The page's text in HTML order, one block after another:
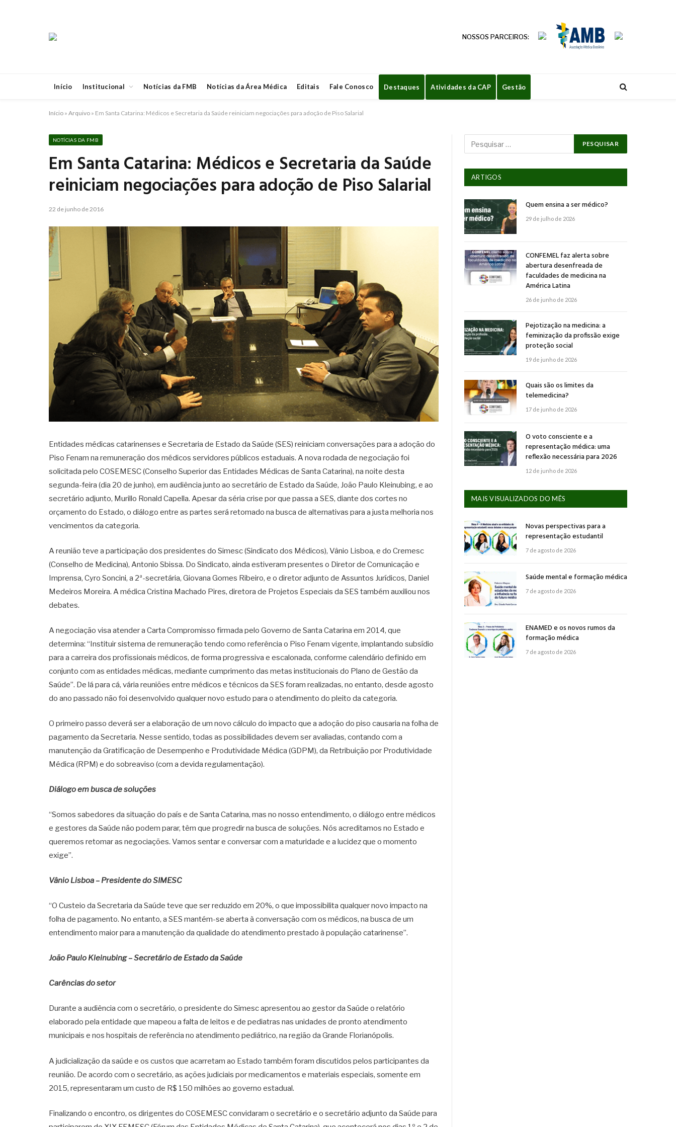
NOSSOS PARCEIROS:
Início Institucional Notícias da FMB Notícias da Área Médica Editais Fale Conosco Destaques Atividades da CAP Gestão
Início » Arquivo » Em Santa Catarina: Médicos e Secretaria da Saúde reiniciam negociações para adoção de Piso Salarial
NOTÍCIAS DA FMB
Em Santa Catarina: Médicos e Secretaria da Saúde
reiniciam negociações para adoção de Piso Salarial
22 de junho de 2016
Entidades médicas catarinenses e Secretaria de Estado da Saúde (SES) reiniciam conversações para a adoção do
Piso Fenam na remuneração dos médicos servidores públicos estaduais. A nova rodada de negociação foi
solicitada pelo COSEMESC (Conselho Superior das Entidades Médicas de Santa Catarina), na noite desta
segunda-feira (dia 20 de junho), em audiência junto ao secretário de Estado da Saúde, João Paulo Kleinubing, e ao
secretário adjunto, Murillo Ronald Capella. Apesar da séria crise por que passa a SES, diante dos cortes no
orçamento do Estado, o diálogo entre as partes será retomado na busca de alternativas para a justa melhoria nos
vencimentos da categoria.
A reunião teve a participação dos presidentes do Simesc (Sindicato dos Médicos), Vânio Lisboa, e do Cremesc
(Conselho de Medicina), Antonio Sbissa. Do Sindicato, ainda estiveram presentes o Diretor de Comunicação e
Imprensa, Cyro Soncini, a 2ª-secretária, Giovana Gomes Ribeiro, e o diretor adjunto de Assuntos Jurídicos, Daniel
Medeiros Moreira. A médica Cristina Machado Pires, diretora de Projetos Especiais da SES também auxiliou nos
debates.
A negociação visa atender a Carta Compromisso firmada pelo Governo de Santa Catarina em 2014, que
determina: “Instituir sistema de remuneração tendo como referência o Piso Fenam vigente, implantando subsídio
para a carreira dos profissionais médicos, de forma progressiva e escalonada, conforme calendário definido em
conjunto com as entidades médicas, mediante cumprimento das metas institucionais do Plano de Gestão da
Saúde”. De lá para cá, vária reuniões entre médicos e técnicos da SES foram realizadas, no entanto, desde agosto
do ano passado não foi desenvolvido qualquer novo estudo para o atendimento do pleito da categoria.
O primeiro passo deverá ser a elaboração de um novo cálculo do impacto que a adoção do piso causaria na folha de
pagamento da Secretaria. Nesse sentido, todas as possibilidades devem ser avaliadas, contando com a
manutenção da Gratificação de Desempenho e Produtividade Médica (GDPM), da Retribuição por Produtividade
Médica (RPM) e do sobreaviso (com a devida regulamentação).
Diálogo em busca de soluções
“Somos sabedores da situação do país e de Santa Catarina, mas no nosso entendimento, o diálogo entre médicos
e gestores da Saúde não podem parar, têm que progredir na busca de soluções. Nós acreditamos no Estado e
queremos retomar as negociações. Vamos sentar e conversar com a maturidade e a lucidez que o momento
exige”.
Vânio Lisboa – Presidente do SIMESC
“O Custeio da Secretaria da Saúde teve que ser reduzido em 20%, o que impossibilita qualquer novo impacto na
folha de pagamento. No entanto, a SES mantém-se aberta à conversação com os médicos, na busca de um
entendimento maior para a manutenção da qualidade do atendimento prestado à população catarinense”.
João Paulo Kleinubing – Secretário de Estado da Saúde
Carências do setor
Durante a audiência com o secretário, o presidente do Simesc apresentou ao gestor da Saúde o relatório
elaborado pela entidade que mapeou a falta de leitos e de pediatras nas unidades de pronto atendimento
municipais e nos hospitais de referência no atendimento pediátrico, na região da Grande Florianópolis.
A judicialização da saúde e os custos que acarretam ao Estado também foram discutidos pelos participantes da
reunião. De acordo com o secretário, as ações judiciais por medicamentos e materiais especiais, somente em
2015, representaram um custo de R$ 150 milhões ao governo estadual.
Finalizando o encontro, os dirigentes do COSEMESC convidaram o secretário e o secretário adjunto da Saúde para
ARTIGOS
Quem ensina a ser médico?
29 de julho de 2026
CONFEMEL faz alerta sobre
abertura desenfreada de
faculdades de medicina na
América Latina
26 de junho de 2026
Pejotização na medicina: a
feminização da profissão exige
proteção social
19 de junho de 2026
Quais são os limites da
telemedicina?
17 de junho de 2026
O voto consciente e a
representação médica: uma
reflexão necessária para 2026
12 de junho de 2026
MAIS VISUALIZADOS DO MÊS
Novas perspectivas para a
representação estudantil
7 de agosto de 2026
Saúde mental e formação médica
7 de agosto de 2026
ENAMED e os novos rumos da
formação médica
7 de agosto de 2026